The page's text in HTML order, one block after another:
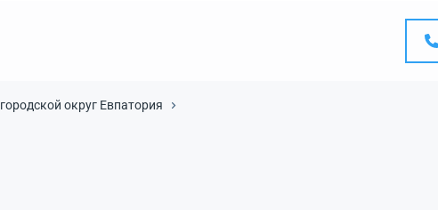
городской округ Евпатория